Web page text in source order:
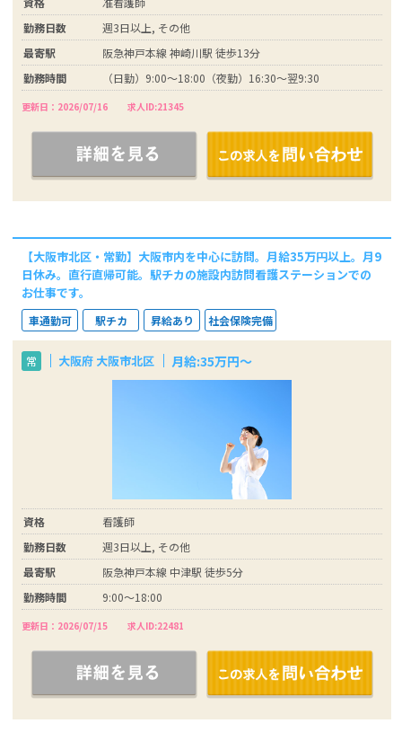
勤務日数
週3日以上, その他
最寄駅
阪急神戸本線 神崎川駅 徒歩13分
勤務時間
（日勤）9:00～18:00（夜勤）16:30～翌9:30
更新日：2026/07/16 求人ID:21345
【大阪市北区・常勤】大阪市内を中心に訪問。月給35万円以上。月9
日休み。直行直帰可能。駅チカの施設内訪問看護ステーションでの
お仕事です。
車通勤可 駅チカ 昇給あり 社会保険完備
常 大阪府 大阪市北区 月給:35万円～
資格
看護師
勤務日数
週3日以上, その他
最寄駅
阪急神戸本線 中津駅 徒歩5分
勤務時間
9:00～18:00
更新日：2026/07/15 求人ID:22481